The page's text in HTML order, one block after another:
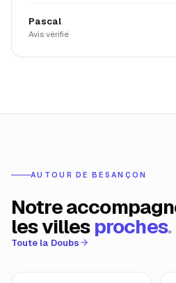
Pascal
Avis vérifié
AUTOUR DEBESANÇON
Notre
les villes proches.
Toute la Doubs